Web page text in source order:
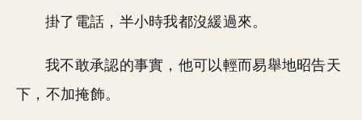
掛了電話，半小時我都沒緩過來。
我不敢承認的事實，他可以輕而易舉地昭告天
下，不加掩飾。